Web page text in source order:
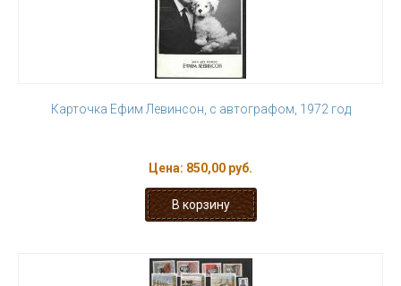
Карточка Ефим Левинсон, с автографом, 1972 год
Цена: 850,00 руб.